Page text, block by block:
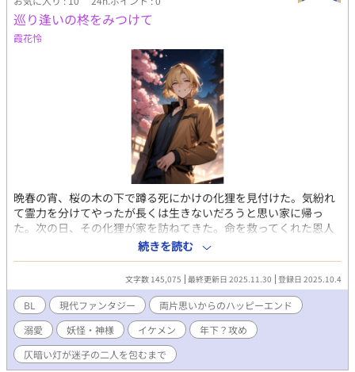
巡り逢いの柊をみつけて
霞花怜
晩春の宵、桜の木の下で蹲る死にかけの化狸を見付けた。気紛れ
て霊力を分けてやったが長くは生きないだろうと思い家に帰っ
た。次の日、その化狸が家を訪ねてきた。命を救ってくれた恩人
に恩返しがしたいと、化狸が言う。まだ完全に命が繋がった訳で
はない化狸を放置できず「次の主が見付かるまでの期間限定」で
契約し、その間だけ恩返しをしてもらうことに。化狸と伝奇小説
家の奇妙な同棲生活が始まった。 素直で可愛いくてイケメンな(人
型見目24歳・妖怪年齢80歳)アルビノ化狸(攻)と、35歳天然タラシ
ややチャラめな優男(受)のモダモダ両片思いからのイチャラブで
す。 『仄暗い灯が迷子の二人を包むまで』のサイドストーリー。
話としては独立しているので、上記作品を知らなくても単体で楽
しめます。 後半が仄暗色が強いです。 作中に仄暗出演中の霧咲紗
続きを読む
文字数 145,075 最終更新日 2025.11.30 登録日 2025.10.4
BL 現代ファンタジー
両片思いからのハッピーエンド
溺愛
妖怪・神様 イケメン
年下？攻め
仄暗い灯が迷子の二人を包むまで